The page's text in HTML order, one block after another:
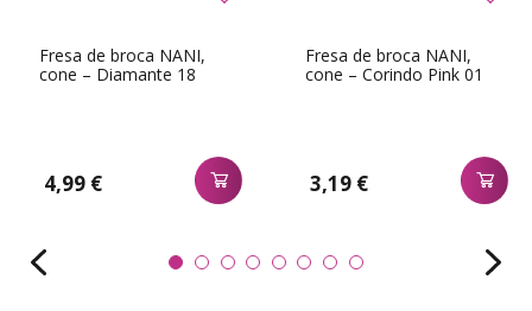
Fresa de broca NANI,
cone – Diamante 18
4,99 €
Fresa de broca NANI,
cone – Corindo Pink 01
3,19 €